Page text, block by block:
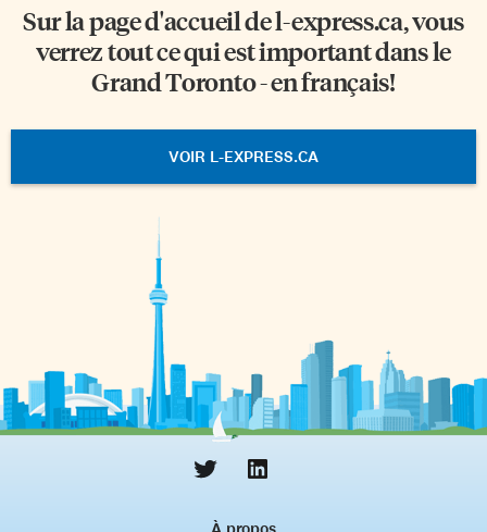
Sur la page d'accueil del-express.ca, vous
verrez tout ce qui est important dans le
Grand Toronto - en français!
VOIR L-EXPRESS.CA